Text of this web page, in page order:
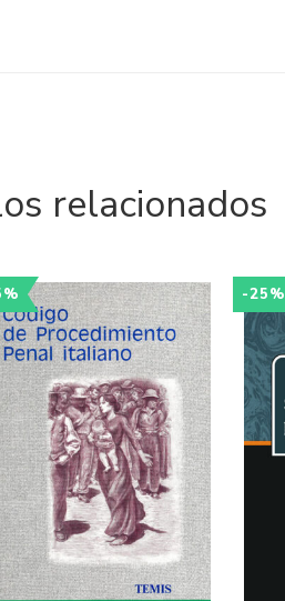
relacionados
-25%